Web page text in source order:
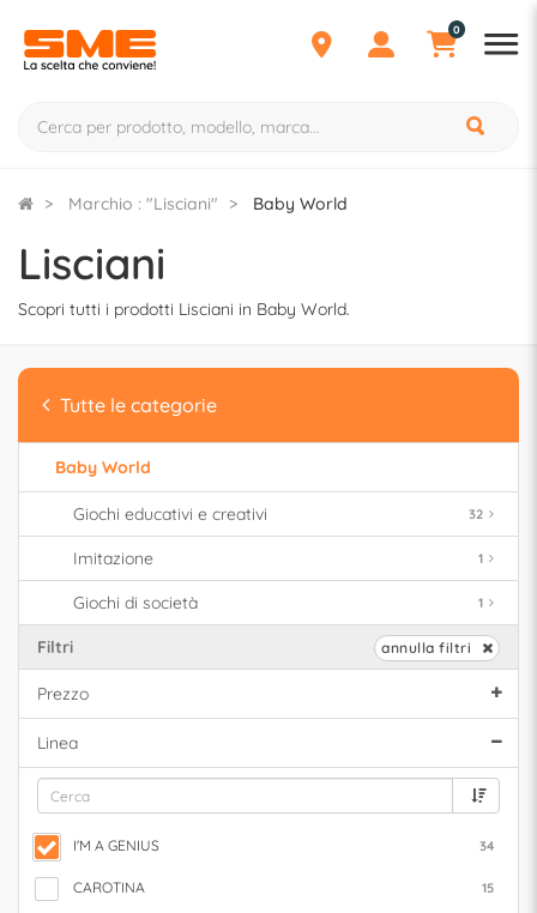
0
Marchio : "Lisciani" Baby World
Lisciani
Scopri tutti i prodotti Lisciani in Baby World.
Tutte le categorie
Baby World
32
Giochi educativi e creativi
1
Imitazione
1
Giochi di società
Filtri annulla filtri
Prezzo
Linea
34
I'M A GENIUS
15
CAROTINA